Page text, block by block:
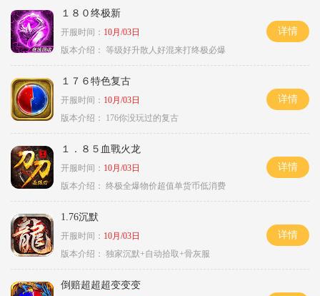
１８０终极新
开服时间： 10月/03日
版本介绍： 等级好升散人好混来打终极必爆
详情
１７６特色复古
开服时间： 10月/03日
版本介绍：
176你没玩过的复古
详情
１．８５血戰火龙
开服时间： 10月/03日
版本介绍： 终极全爆物价超值单货币低消费
详情
1.76沉默
开服时间： 10月/03日
版本介绍： 独家沉默+自动拾取+骨灰服
详情
倒赔超超超变变变